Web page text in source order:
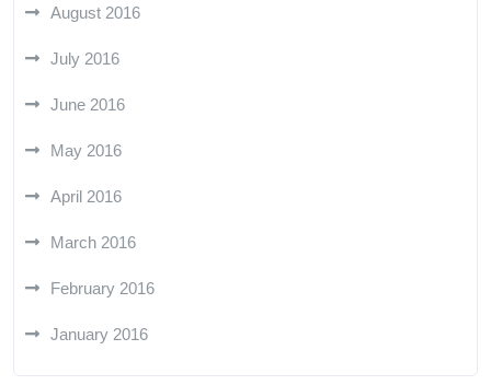
August 2016
July 2016
June 2016
May 2016
April 2016
March 2016
February 2016
January 2016